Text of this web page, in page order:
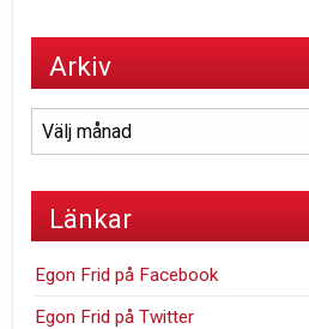
Arkiv
Arkiv
Länkar
Egon Frid på Facebook
Egon Frid på Twitter